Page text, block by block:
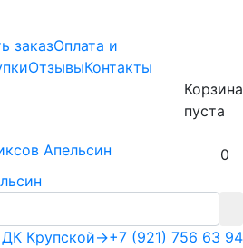
заказОплата и
ОтзывыКонтакты
Корзина
пуста
0
+7 (921) 756 63 94
Крупской→